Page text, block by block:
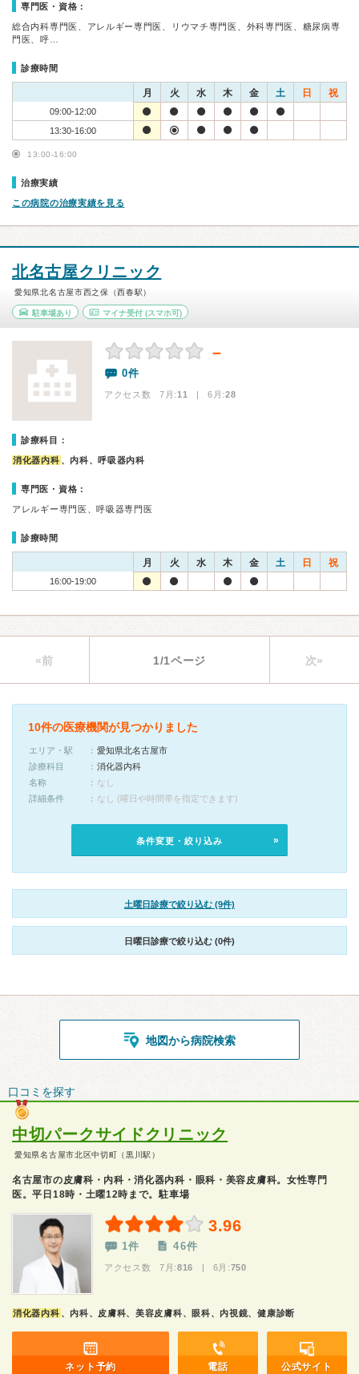
専門医・資格：
総合内科専門医、アレルギー専門医、リウマチ専門医、外科専門医、糖尿病専
門医、呼…
診療時間
月 火 水 木 金 土 日 祝
09:00-12:00
13:30-16:00
13:00-16:00
治療実績
この病院の治療実績を見る
北名古屋クリニック
愛知県北名古屋市西之保（西春駅）
駐車場あり マイナ受付(スマホ可)
－
0件
アクセス数 7月:11 | 6月:28
診療科目：
消化器内科 、内科、呼吸器内科
専門医・資格：
アレルギー専門医、呼吸器専門医
診療時間
月 火 水 木 金 土 日 祝
16:00-19:00
«前 1/1ページ 次»
10件の医療機関が見つかりました
エリア・駅
愛知県北名古屋市
診療科目
消化器内科
名称
なし
詳細条件
なし (曜日や時間帯を指定できます)
条件変更・絞り込み
土曜日診療で絞り込む (9件)
日曜日診療で絞り込む (0件)
地図から病院検索
口コミを探す
中切パークサイドクリニック
愛知県名古屋市北区中切町（黒川駅）
名古屋市の皮膚科・内科・消化器内科・眼科・美容皮膚科。女性専門
医。平日18時・土曜12時まで。駐車場
3.96
1件 46件
アクセス数 7月:816 | 6月:750
消化器内科 、内科、皮膚科、美容皮膚科、眼科、内視鏡、健康診断
ネット予約 電話 公式サイト